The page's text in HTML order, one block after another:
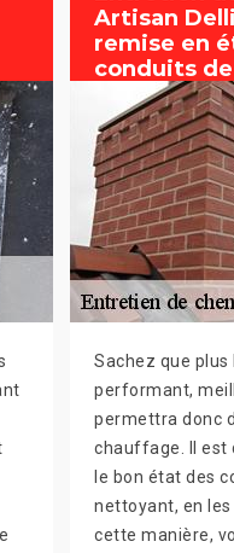
Artisan
remise en
conduits
Sachez que
performant,
permettra donc
chauffage. Il est
le bon état des
nettoyant, en les
cette manière,